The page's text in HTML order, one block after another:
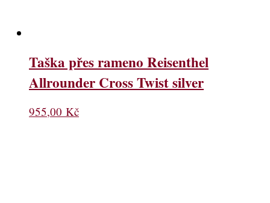
Taška přes rameno Reisenthel
Allrounder Cross Twist silver
955,00 Kč